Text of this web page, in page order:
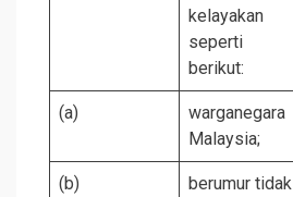
kelayakan
seperti
berikut:
(a)
warganegara
Malaysia;
(b)
berumur tidak